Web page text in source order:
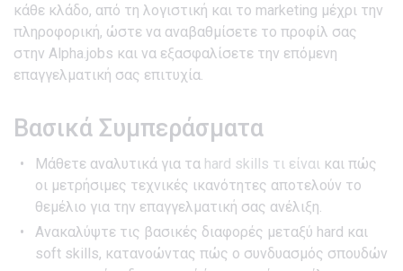
κάθε κλάδο, από τη λογιστική και το marketing μέχρι την
πληροφορική, ώστε να αναβαθμίσετε το προφίλ σας
στην Alpha.jobs και να εξασφαλίσετε την επόμενη
επαγγελματική σας επιτυχία.
Βασικά Συμπεράσματα
Μάθετε αναλυτικά για τα hard skills τι είναι και πώς
οι μετρήσιμες τεχνικές ικανότητες αποτελούν το
θεμέλιο για την επαγγελματική σας ανέλιξη.
Ανακαλύψτε τις βασικές διαφορές μεταξύ hard και
soft skills, κατανοώντας πώς ο συνδυασμός σπουδών